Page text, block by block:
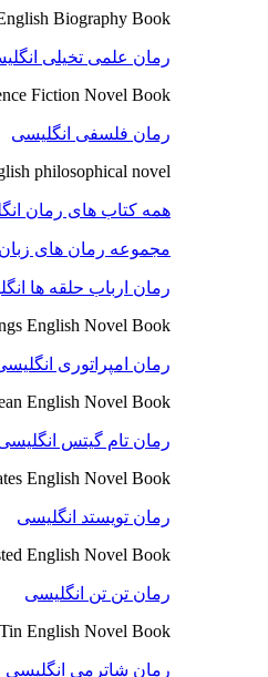
Biography Book
رمان علمی تخیلی
Fiction Novel Book
رمان فلسفی انگلیسی
philosophical novel
همه کتاب های رمان
مجموعه رمان های
رمان ارباب حلقه ها
English Novel Book
رمان امپراتوری
English Novel Book
رمان تام گیتس
English Novel Book
رمان تویستد انگلیسی
English Novel Book
رمان تن تن انگلیسی
English Novel Book
رمان شاترمی انگلیسی